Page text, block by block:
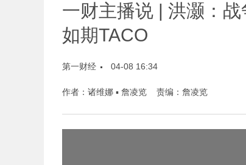
一财主播说 | 洪灏：
如期TACO
第一财经 04-08 16:34
作者：诸维娜 ▪ 詹凌览 责编：詹凌览